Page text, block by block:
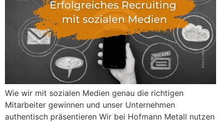
Wie wir mit sozialen Medien genau die richtigen
Mitarbeiter gewinnen und unser Unternehmen
authentisch präsentieren Wir bei Hofmann Metall nutzen